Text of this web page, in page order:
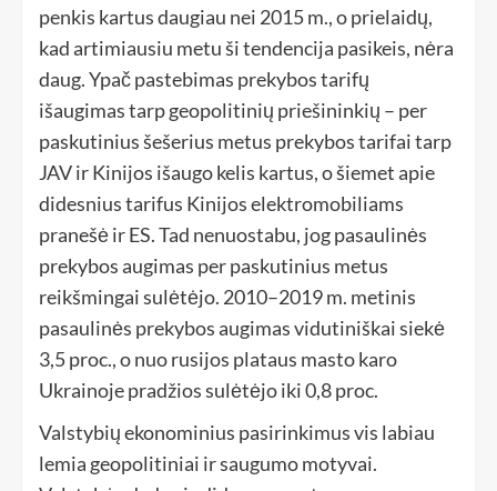
penkis kartus daugiau nei 2015 m., o prielaidų,
kad artimiausiu metu ši tendencija pasikeis, nėra
daug. Ypač pastebimas prekybos tarifų
išaugimas tarp geopolitinių priešininkių – per
paskutinius šešerius metus prekybos tarifai tarp
JAV ir Kinijos išaugo kelis kartus, o šiemet apie
didesnius tarifus Kinijos elektromobiliams
pranešė ir ES. Tad nenuostabu, jog pasaulinės
prekybos augimas per paskutinius metus
reikšmingai sulėtėjo. 2010–2019 m. metinis
pasaulinės prekybos augimas vidutiniškai siekė
3,5 proc., o nuo rusijos plataus masto karo
Ukrainoje pradžios sulėtėjo iki 0,8 proc.
Valstybių ekonominius pasirinkimus vis labiau
lemia geopolitiniai ir saugumo motyvai.